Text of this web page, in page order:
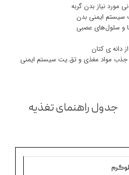
مورد نیاز بدن گربه
سیستم ایمنی بدن
و سلول‌های عصبی
جذب مواد مغذی و تق.یت سیستم ایمنی
جدول راهنمای تغذیه